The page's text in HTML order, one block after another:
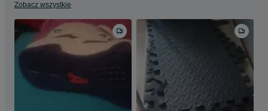
Zobacz wszystkie